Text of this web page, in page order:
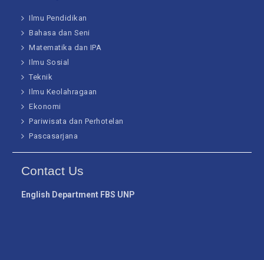
Ilmu Pendidikan
Bahasa dan Seni
Matematika dan IPA
Ilmu Sosial
Teknik
Ilmu Keolahragaan
Ekonomi
Pariwisata dan Perhotelan
Pascasarjana
Contact Us
English Department FBS UNP